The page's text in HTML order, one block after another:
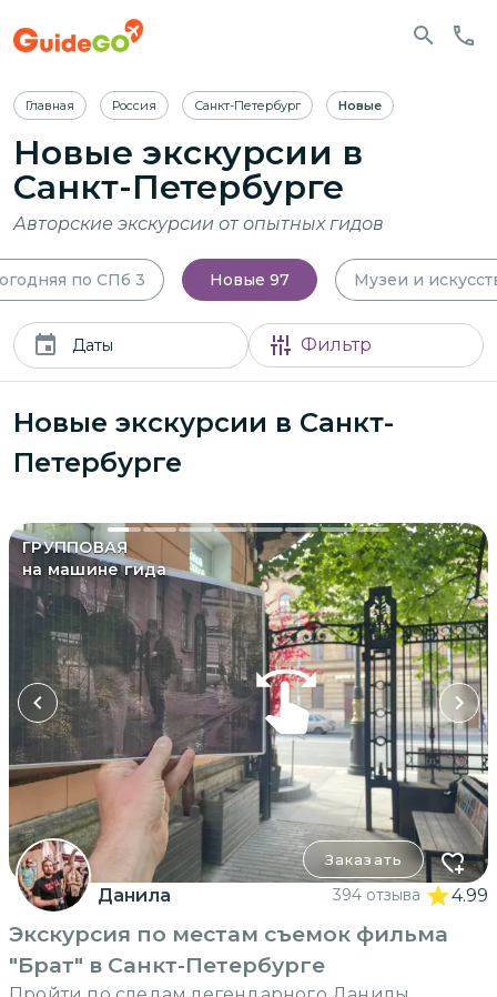
Главная Россия Санкт-Петербург Новые
Новые экскурсии в
Санкт-Петербурге
Авторские экскурсии от опытных гидов
по СПб 3 Новые 97 Музеи и
Даты Фильтр
Новые экскурсии в Санкт-
Петербурге
ГРУППОВАЯ
на машине гида
Заказать
Данила 394 отзыва 4.99
Экскурсия по местам съемок фильма
"Брат" в Санкт-Петербурге